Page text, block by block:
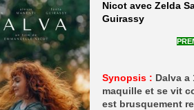
Nicot avec Zelda
Guirassy
Synopsis : Dalva a
maquille et se vit
est brusquement